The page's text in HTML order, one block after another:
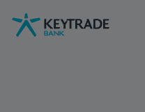
Aller
Aller
Aller
au